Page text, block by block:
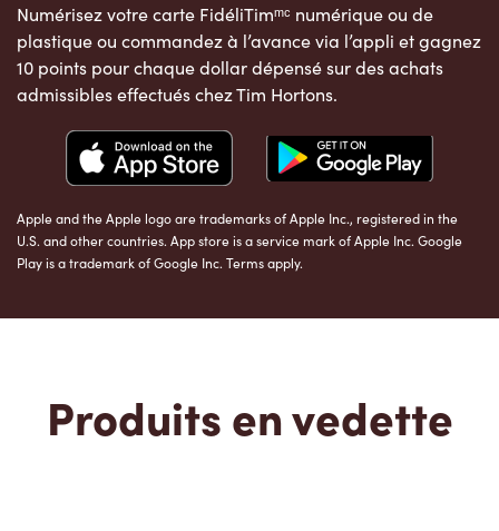
Numérisez votre carte FidéliTimᵐᶜ numérique ou de
plastique ou commandez à l’avance via l’appli et gagnez
10 points pour chaque dollar dépensé sur des achats
admissibles effectués chez Tim Hortons.
Apple and the Apple logo are trademarks of Apple Inc., registered in the
U.S. and other countries. App store is a service mark of Apple Inc. Google
Play is a trademark of Google Inc. Terms apply.
Produits en vedette